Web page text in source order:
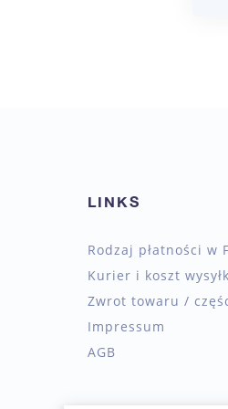
LINKS
Rodzaj płatności w
Kurier i koszt
Zwrot towaru /
Impressum
AGB